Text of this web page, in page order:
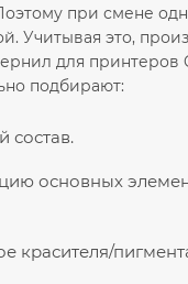
при смене
Учитывая это,
для принтеров
подбирают:
состав.
основных
красителя/